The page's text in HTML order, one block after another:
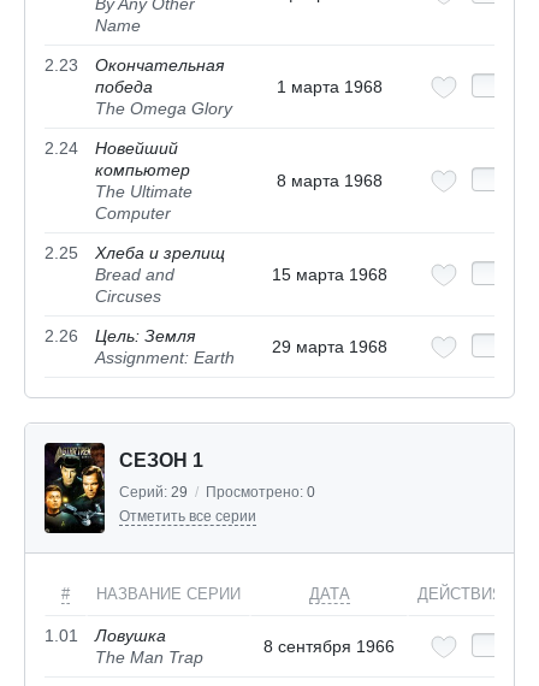
By Any Other
Name
2.23
Окончательная
победа
The Omega Glory
1 марта 1968
2.24
Новейший
компьютер
The Ultimate
Computer
8 марта 1968
2.25
Хлеба и зрелищ
Bread and
Circuses
15 марта 1968
2.26
Цель: Земля
Assignment: Earth
29 марта 1968
СЕЗОН 1
Серий: 29 / Просмотрено: 0
Отметить все серии
# НАЗВАНИЕ СЕРИИ ДАТА ДЕЙСТВИЯ
1.01
Ловушка
The Man Trap
8 сентября 1966